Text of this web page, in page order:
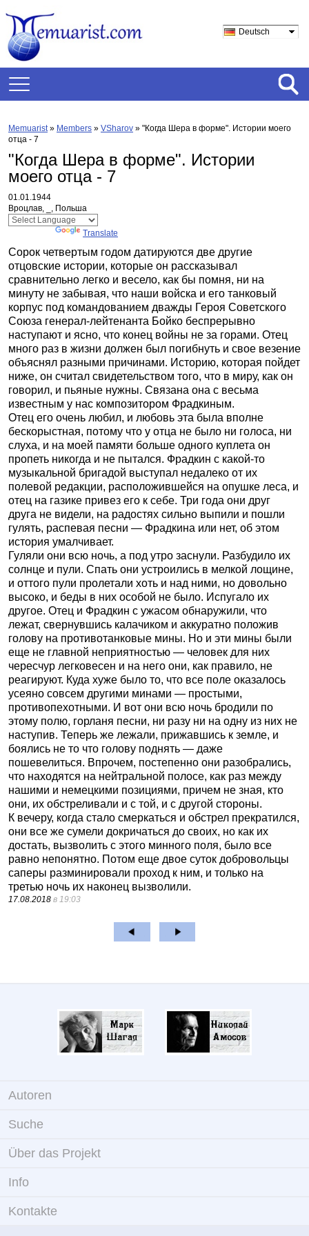
Deutsch
Memuarist» Members » VSharov » "Когда Шера в форме". Истории моего
отца - 7
"Когда Шера в форме". Истории
моего отца - 7
01.01.1944
Вроцлав, _, Польша
Translate
Сорок четвертым годом датируются две другие
отцовские истории, которые он рассказывал
сравнительно легко и весело, как бы помня, ни на
минуту не забывая, что наши войска и его танковый
корпус под командованием дважды Героя Советского
Союза генерал-лейтенанта Бойко беспрерывно
наступают и ясно, что конец войны не за горами. Отец
много раз в жизни должен был погибнуть и свое везение
объяснял разными причинами. Историю, которая пойдет
ниже, он считал свидетельством того, что в миру, как он
говорил, и пьяные нужны. Связана она с весьма
известным у нас композитором Фрадкиным.
Отец его очень любил, и любовь эта была вполне
бескорыстная, потому что у отца не было ни голоса, ни
слуха, и на моей памяти больше одного куплета он
пропеть никогда и не пытался. Фрадкин с какой-то
музыкальной бригадой выступал недалеко от их
полевой редакции, расположившейся на опушке леса, и
отец на газике привез его к себе. Три года они друг
друга не видели, на радостях сильно выпили и пошли
гулять, распевая песни — Фрадкина или нет, об этом
история умалчивает.
Гуляли они всю ночь, а под утро заснули. Разбудило их
солнце и пули. Спать они устроились в мелкой лощине,
и оттого пули пролетали хоть и над ними, но довольно
высоко, и беды в них особой не было. Испугало их
другое. Отец и Фрадкин с ужасом обнаружили, что
лежат, свернувшись калачиком и аккуратно положив
голову на противотанковые мины. Но и эти мины были
еще не главной неприятностью — человек для них
чересчур легковесен и на него они, как правило, не
реагируют. Куда хуже было то, что все поле оказалось
усеяно совсем другими минами — простыми,
противопехотными. И вот они всю ночь бродили по
этому полю, горланя песни, ни разу ни на одну из них не
наступив. Теперь же лежали, прижавшись к земле, и
боялись не то что голову поднять — даже
пошевелиться. Впрочем, постепенно они разобрались,
что находятся на нейтральной полосе, как раз между
нашими и немецкими позициями, причем не зная, кто
они, их обстреливали и с той, и с другой стороны.
К вечеру, когда стало смеркаться и обстрел прекратился,
они все же сумели докричаться до своих, но как их
достать, вызволить с этого минного поля, было все
равно непонятно. Потом еще двое суток добровольцы
саперы разминировали проход к ним, и только на
третью ночь их наконец вызволили.
17.08.2018 в 19:03
Autoren
Suche
Über das Projekt
Info
Kontakte